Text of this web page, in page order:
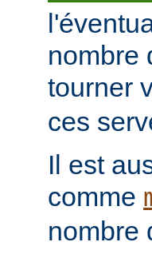
nombre
tourner
ces
Il est
comme
nombre